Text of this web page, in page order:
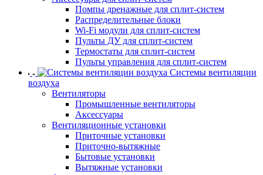
Помпы дренажные для сплит-систем
Распределительные блоки
Wi-Fi модули для сплит-систем
Пульты ДУ для сплит-систем
Термостаты для сплит-систем
Пульты управления для сплит-систем
Системы вентиляции
воздуха
Вентиляторы
Промышленные вентиляторы
Аксессуары
Вентиляционные установки
Приточные установки
Приточно-вытяжные
Бытовые установки
Вытяжные установки